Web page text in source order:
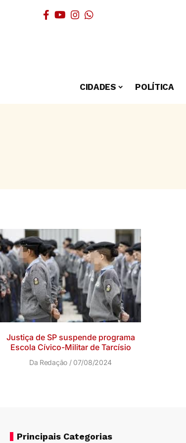
CIDADES POLÍTICA
Justiça de SP suspende programa
Escola Cívico-Militar de Tarcísio
Da Redação 07/08/2024
Principais Categorias